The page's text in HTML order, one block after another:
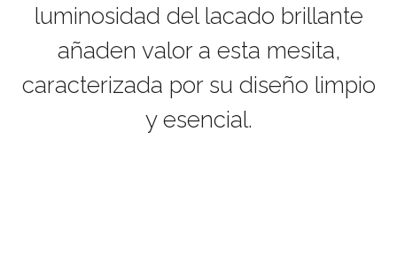
luminosidad del lacado brillante
añaden valor a esta mesita,
caracterizada por su diseño limpio
y esencial.